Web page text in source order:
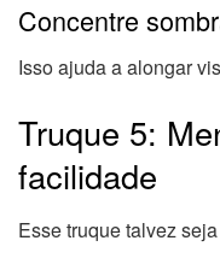
Concentre
Isso ajuda a alongar
Truque 5:
facilidade
Esse truque talvez